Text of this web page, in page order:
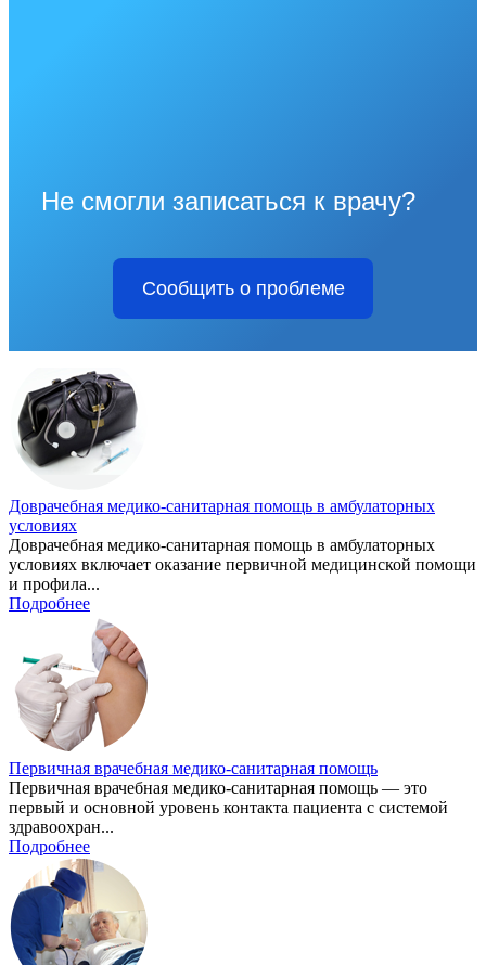
Не смогли записаться к врачу?
Сообщить о проблеме
Доврачебная медико-санитарная помощь в амбулаторных
условиях
Доврачебная медико-санитарная помощь в амбулаторных
условиях включает оказание первичной медицинской помощи
и профила...
Подробнее
Первичная врачебная медико-санитарная помощь
Первичная врачебная медико-санитарная помощь — это
первый и основной уровень контакта пациента с системой
здравоохран...
Подробнее